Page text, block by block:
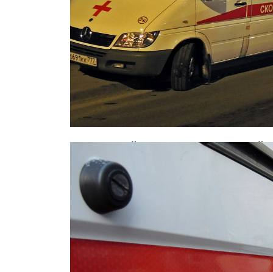
В страшной аварии с маршруткой